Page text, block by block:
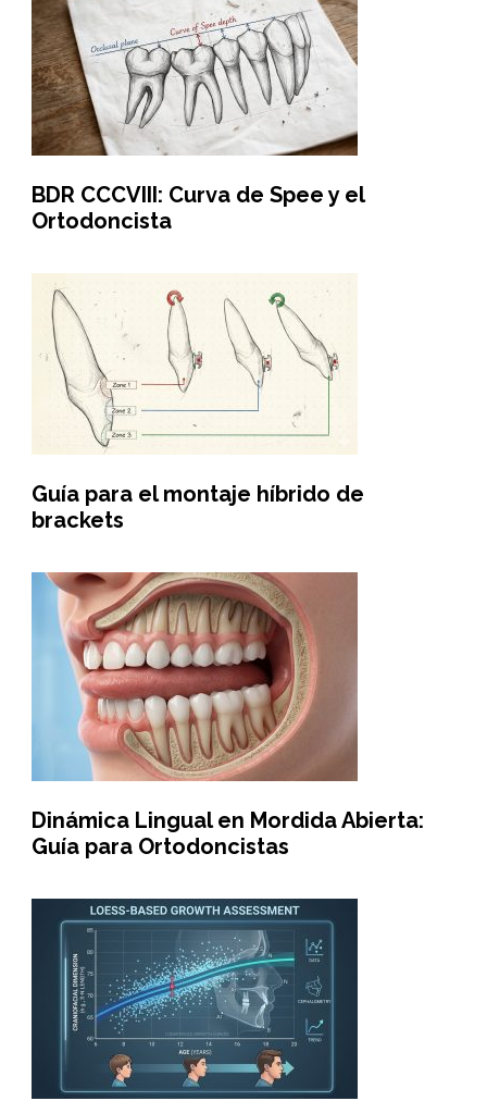
BDR CCCVIII: Curva de Spee y el
Ortodoncista
Guía para el montaje híbrido de
brackets
Dinámica Lingual en Mordida Abierta:
Guía para Ortodoncistas